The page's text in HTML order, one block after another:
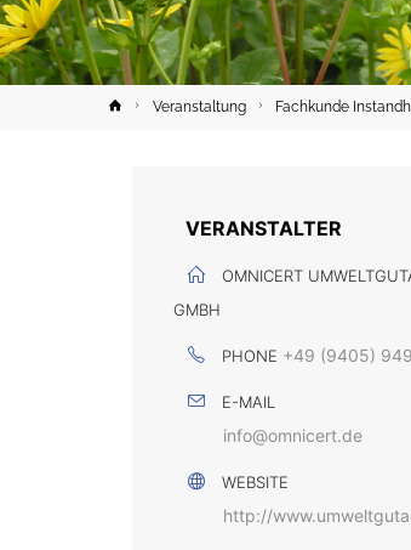
HomeVeranstaltung Fachkunde
VERANSTALTER
OMNICERT
GMBH
PHONE +49 (9405)
E-MAIL
info@omnicert.de
WEBSITE
http://